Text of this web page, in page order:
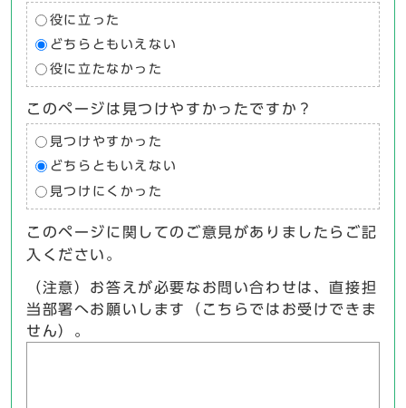
役に立った
どちらともいえない
役に立たなかった
このページは見つけやすかったですか？
見つけやすかった
どちらともいえない
見つけにくかった
このページに関してのご意見がありましたらご記
入ください。
（注意）お答えが必要なお問い合わせは、直接担
当部署へお願いします（こちらではお受けできま
せん）。